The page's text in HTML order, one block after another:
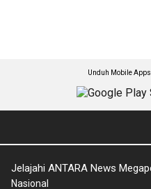
Unduh Mobile
Jelajahi ANTARA News
Nasional